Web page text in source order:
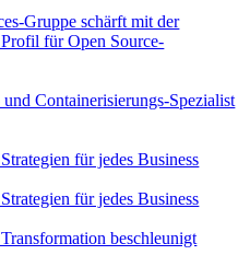
Gruppe schärft mit der
für Open Source-
Containerisierungs-Spezialist
für jedes Business
für jedes Business
beschleunigt